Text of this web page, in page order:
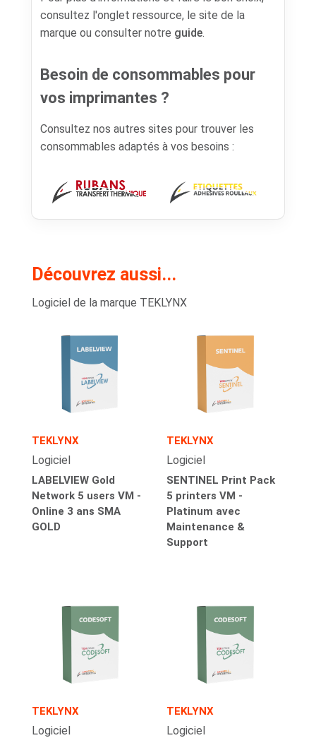
consultez l'onglet ressource, le site de la
marque ou consulter notre guide.
Besoin de consommables pour
vos imprimantes ?
Consultez nos autres sites pour trouver les
consommables adaptés à vos besoins :
Découvrez aussi...
Logiciel de la marque TEKLYNX
TEKLYNX
Logiciel
LABELVIEW Gold
Network 5 users VM -
Online 3 ans SMA
GOLD
TEKLYNX
Logiciel
SENTINEL Print Pack
5 printers VM -
Platinum avec
Maintenance &
Support
TEKLYNX
Logiciel
TEKLYNX
Logiciel